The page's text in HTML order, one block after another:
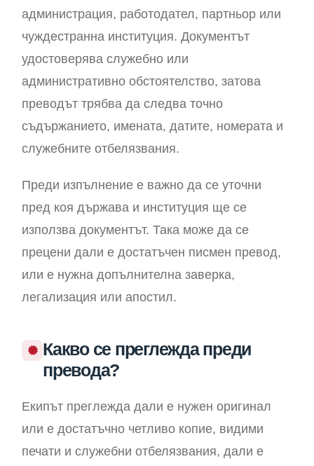
администрация, работодател, партньор или
чуждестранна институция. Документът
удостоверява служебно или
административно обстоятелство, затова
преводът трябва да следва точно
съдържанието, имената, датите, номерата и
служебните отбелязвания.
Преди изпълнение е важно да се уточни
пред коя държава и институция ще се
използва документът. Така може да се
прецени дали е достатъчен писмен превод,
или е нужна допълнителна заверка,
легализация или апостил.
Какво се преглежда преди
превода?
Екипът преглежда дали е нужен оригинал
или е достатъчно четливо копие, видими
печати и служебни отбелязвания, дали е